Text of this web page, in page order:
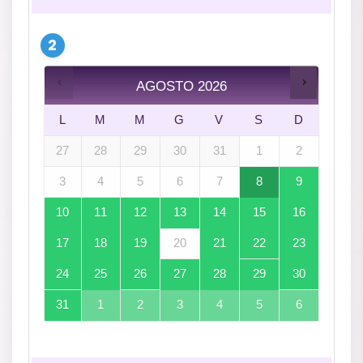
AGOSTO 2026
L M M G V S D
27 28 29 30 31 1 2
3 4 5 6 7 8 9
10 11 12 13 14 15 16
17 18 19 20 21 22 23
24 25 26 27 28 29 30
31 1 2 3 4 5 6